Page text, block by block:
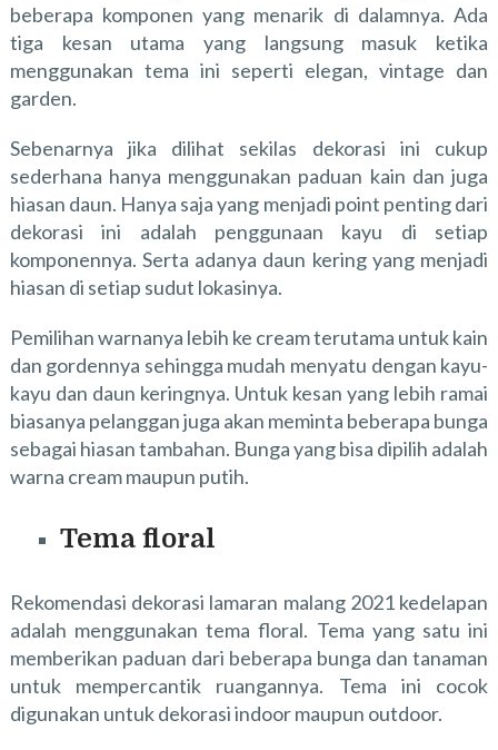
beberapa komponen yang menarik di dalamnya. Ada
tiga kesan utama yang langsung masuk ketika
menggunakan tema ini seperti elegan, vintage dan
garden.
Sebenarnya jika dilihat sekilas dekorasi ini cukup
sederhana hanya menggunakan paduan kain dan juga
hiasan daun. Hanya saja yang menjadi point penting dari
dekorasi ini adalah penggunaan kayu di setiap
komponennya. Serta adanya daun kering yang menjadi
hiasan di setiap sudut lokasinya.
Pemilihan warnanya lebih ke cream terutama untuk kain
dan gordennya sehingga mudah menyatu dengan kayu-
kayu dan daun keringnya. Untuk kesan yang lebih ramai
biasanya pelanggan juga akan meminta beberapa bunga
sebagai hiasan tambahan. Bunga yang bisa dipilih adalah
warna cream maupun putih.
Tema floral
Rekomendasi dekorasi lamaran malang 2021 kedelapan
adalah menggunakan tema floral. Tema yang satu ini
memberikan paduan dari beberapa bunga dan tanaman
untuk mempercantik ruangannya. Tema ini cocok
digunakan untuk dekorasi indoor maupun outdoor.